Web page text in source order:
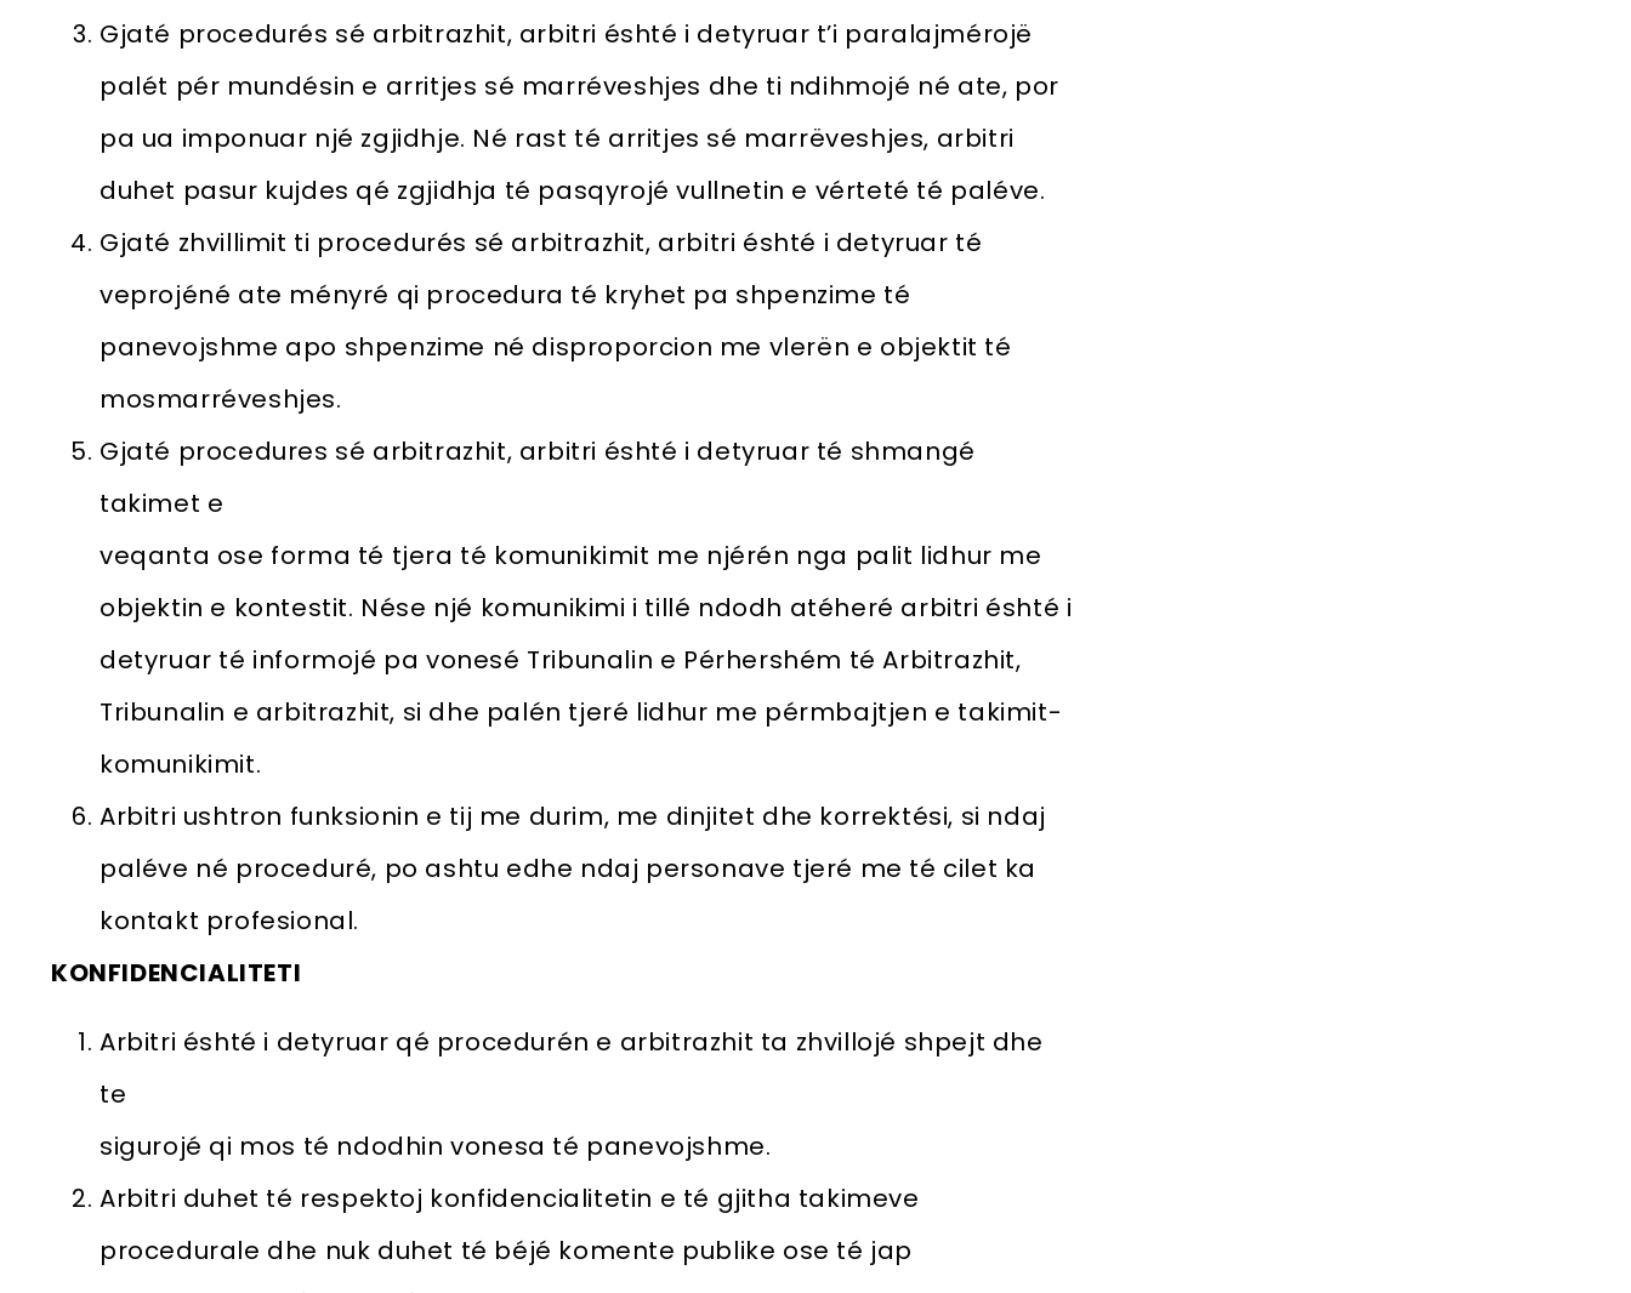
Gjaté procedurés sé arbitrazhit, arbitri éshté i detyruar t’i paralajmérojë
palét pér mundésin e arritjes sé marréveshjes dhe ti ndihmojé né ate, por
pa ua imponuar njé zgjidhje. Né rast té arritjes sé marrëveshjes, arbitri
duhet pasur kujdes qé zgjidhja té pasqyrojé vullnetin e vérteté té paléve.
Gjaté zhvillimit ti procedurés sé arbitrazhit, arbitri éshté i detyruar té
veprojéné ate ményré qi procedura té kryhet pa shpenzime té
panevojshme apo shpenzime né disproporcion me vlerën e objektit té
mosmarréveshjes.
Gjaté procedures sé arbitrazhit, arbitri éshté i detyruar té shmangé
takimet e
veqanta ose forma té tjera té komunikimit me njérén nga palit lidhur me
objektin e kontestit. Nése njé komunikimi i tillé ndodh atéheré arbitri éshté i
detyruar té informojé pa vonesé Tribunalin e Pérhershém té Arbitrazhit,
Tribunalin e arbitrazhit, si dhe palén tjeré lidhur me pérmbajtjen e takimit-
komunikimit.
Arbitri ushtron funksionin e tij me durim, me dinjitet dhe korrektési, si ndaj
paléve né proceduré, po ashtu edhe ndaj personave tjeré me té cilet ka
kontakt profesional.
KONFIDENCIALITETI
Arbitri éshté i detyruar qé procedurén e arbitrazhit ta zhvillojé shpejt dhe
te
sigurojé qi mos té ndodhin vonesa té panevojshme.
Arbitri duhet té respektoj konfidencialitetin e té gjitha takimeve
procedurale dhe nuk duhet té béjé komente publike ose té jap